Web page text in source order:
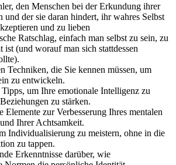
den Menschen bei der Erkundung ihrer
und der sie daran hindert, ihr wahres Selbst
und zu lieben
Ratschlag, einfach man selbst zu sein, zu
ist (und worauf man sich stattdessen
Techniken, die Sie kennen müssen, um
zu entwickeln.
um Ihre emotionale Intelligenz zu
zu stärken.
Elemente zur Verbesserung Ihres mentalen
Ihrer Achtsamkeit.
Individualisierung zu meistern, ohne in die
zu tappen.
Erkenntnisse darüber, wie